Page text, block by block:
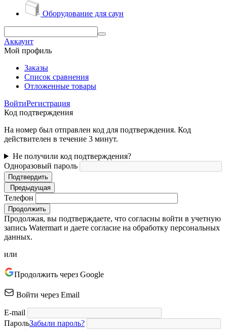
Оборудование для саун
Аккаунт
Мой профиль
Заказы
Список сравнения
Отложенные товары
ВойтиРегистрация
Код подтверждения
На номер был отправлен код для подтверждения. Код
действителен в течение 3 минут.
Не получили код подтверждения?
Одноразовый пароль
Подтвердить
Предыдущая
Телефон
Продолжить
Продолжая, вы подтверждаете, что согласны войти в учетную
запись Watermart и даете согласие на обработку персональных
данных.
или
Продолжить через Google
Войти через Email
E-mail
ПарольЗабыли пароль?